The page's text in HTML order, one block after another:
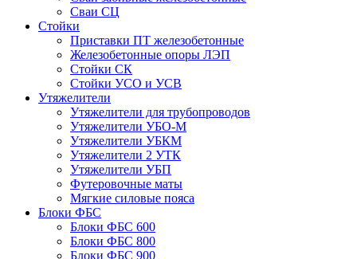
Сваи СЦ
Стойки
Приставки ПТ железобетонные
Железобетонные опоры ЛЭП
Стойки СК
Стойки УСО и УСВ
Утяжелители
Утяжелители для трубопроводов
Утяжелители УБО-М
Утяжелители УБКМ
Утяжелители 2 УТК
Утяжелители УБП
Футеровочные маты
Мягкие силовые пояса
Блоки ФБС
Блоки ФБС 600
Блоки ФБС 800
Блоки ФБС 900